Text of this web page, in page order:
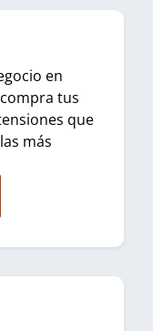
en
tus
que
más